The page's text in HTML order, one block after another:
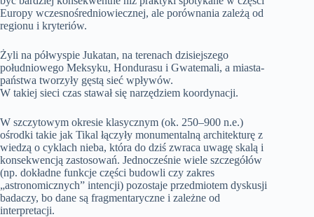
Europy wczesnośredniowiecznej, ale porównania zależą od
regionu i kryteriów.
Żyli na półwyspie Jukatan, na terenach dzisiejszego
południowego Meksyku, Hondurasu i Gwatemali, a miasta-
państwa tworzyły gęstą sieć wpływów.
W takiej sieci czas stawał się narzędziem koordynacji.
W szczytowym okresie klasycznym (ok. 250–900 n.e.)
ośrodki takie jak Tikal łączyły monumentalną architekturę z
wiedzą o cyklach nieba, która do dziś zwraca uwagę skalą i
konsekwencją zastosowań. Jednocześnie wiele szczegółów
(np. dokładne funkcje części budowli czy zakres
„astronomicznych” intencji) pozostaje przedmiotem dyskusji
badaczy, bo dane są fragmentaryczne i zależne od
interpretacji.